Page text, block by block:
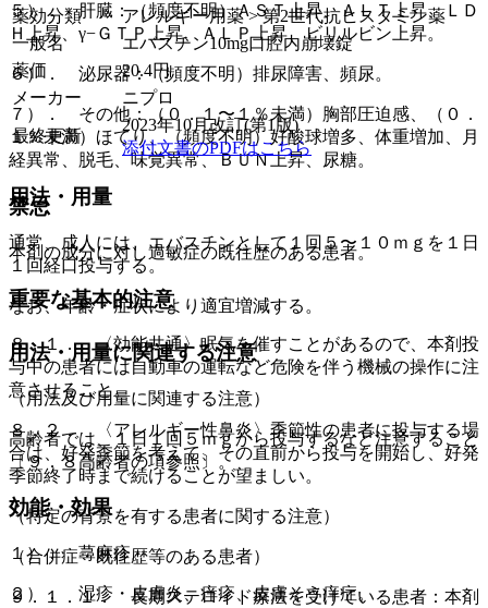
５）． 肝臓：（頻度不明）ＡＳＴ上昇、ＡＬＴ上昇、ＬＤ
Ｈ上昇、γ−ＧＴＰ上昇、ＡＬＰ上昇、ビリルビン上昇。
６）． 泌尿器：（頻度不明）排尿障害、頻尿。
７）． その他：（０．１〜１％未満）胸部圧迫感、（０．
１％未満）ほてり、（頻度不明）好酸球増多、体重増加、月
経異常、脱毛、味覚異常、ＢＵＮ上昇、尿糖。
禁忌
本剤の成分に対し過敏症の既往歴のある患者。
重要な基本的注意
８．１． 〈効能共通〉眠気を催すことがあるので、本剤投
与中の患者には自動車の運転など危険を伴う機械の操作に注
意させること。
８．２． 〈アレルギー性鼻炎〉季節性の患者に投与する場
合は、好発季節を考えて、その直前から投与を開始し、好発
季節終了時まで続けることが望ましい。
（特定の背景を有する患者に関する注意）
（合併症・既往歴等のある患者）
９．１．１． 長期ステロイド療法を受けている患者：本剤
薬効分類
アレルギー用薬 > 第2世代抗ヒスタミン薬
一般名
エバスチン10mg口腔内崩壊錠
薬価
20.4円
メーカー
ニプロ
最終更新
2023年10月改訂(第1版)
添付文書のPDFはこちら
用法・用量
通常、成人には、エバスチンとして１回５〜１０ｍｇを１日
１回経口投与する。
なお、年齢・症状により適宜増減する。
用法・用量に関連する注意
（用法及び用量に関連する注意）
高齢者では、１日１回５ｍｇから投与するなど注意すること
〔９．８高齢者の項参照〕。
効能・効果
１）． 蕁麻疹。
２）． 湿疹・皮膚炎、痒疹、皮膚そう痒症。